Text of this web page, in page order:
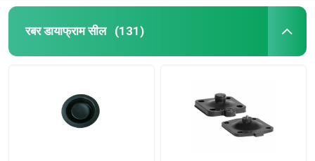
रबर डायाफ्राम सील (131)